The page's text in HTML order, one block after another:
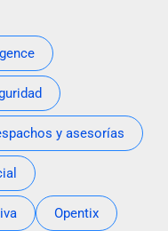
y asesorías
Opentix